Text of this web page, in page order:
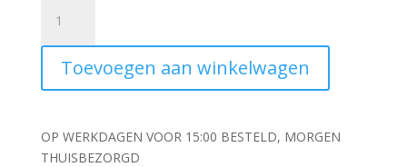
Chrysant
53cm
Peach
aantal
Toevoegen aan winkelwagen
OP WERKDAGEN VOOR 15:00 BESTELD, MORGEN
THUISBEZORGD